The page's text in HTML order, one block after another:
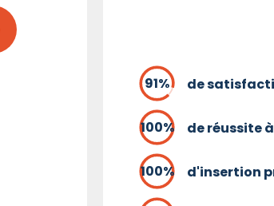
de
de réussite
d'insertion